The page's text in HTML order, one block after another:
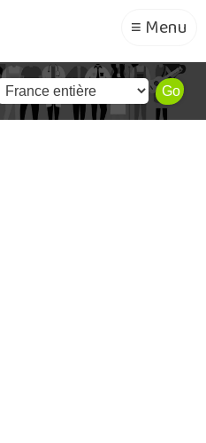
≡ Menu